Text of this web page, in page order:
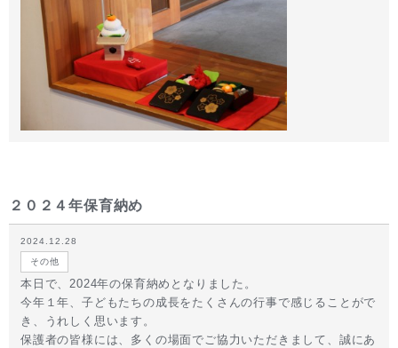
２０２４年保育納め
2024.12.28
その他
本日で、2024年の保育納めとなりました。
今年１年、子どもたちの成長をたくさんの行事で感じることがで
き、うれしく思います。
保護者の皆様には、多くの場面でご協力いただきまして、誠にあ